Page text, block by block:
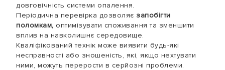
довговічність системи опалення.
Періодична перевірка дозволяє запобігти
поломкам, оптимізувати споживання та зменшити
вплив на навколишнє середовище.
Кваліфікований технік може виявити будь-які
несправності або зношеність, які, якщо нехтувати
ними, можуть перерости в серйозні проблеми.